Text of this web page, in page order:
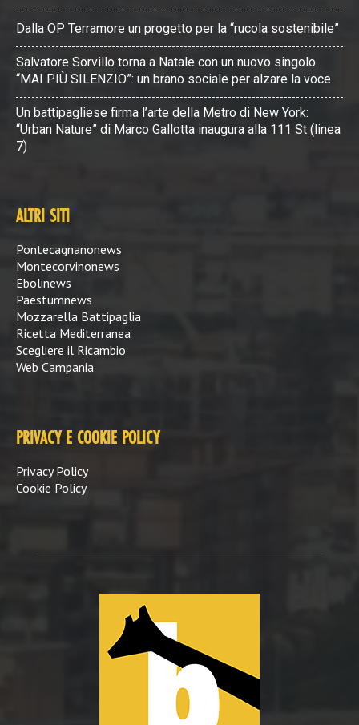
Dalla OP Terramore un progetto per la “rucola sostenibile”
Salvatore Sorvillo torna a Natale con un nuovo singolo
“MAI PIÙ SILENZIO”: un brano sociale per alzare la voce
Un battipagliese firma l’arte della Metro di New York:
“Urban Nature” di Marco Gallotta inaugura alla 111 St (linea
7)
ALTRI SITI
Pontecagnanonews
Montecorvinonews
Ebolinews
Paestumnews
Mozzarella Battipaglia
Ricetta Mediterranea
Scegliere il Ricambio
Web Campania
PRIVACY E COOKIE POLICY
Privacy Policy
Cookie Policy